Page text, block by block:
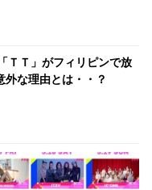
ＴＴ」がフィリピンで放
外な理由とは・・？